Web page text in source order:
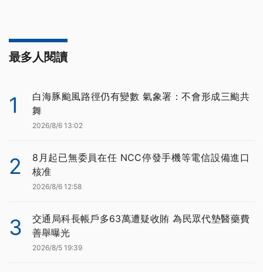
最多人閱讀
1
白海豚颱風路徑仍有變數 氣象署：不會形成三颱共
舞
2026/8/6 13:02
2
8月起已無委員在任 NCC停發手機等電信設備進口
核准
2026/8/6 12:58
3
交通局科長帳戶多63萬遭疑收賄 為民眾代墊醫藥費
善舉曝光
2026/8/5 19:39